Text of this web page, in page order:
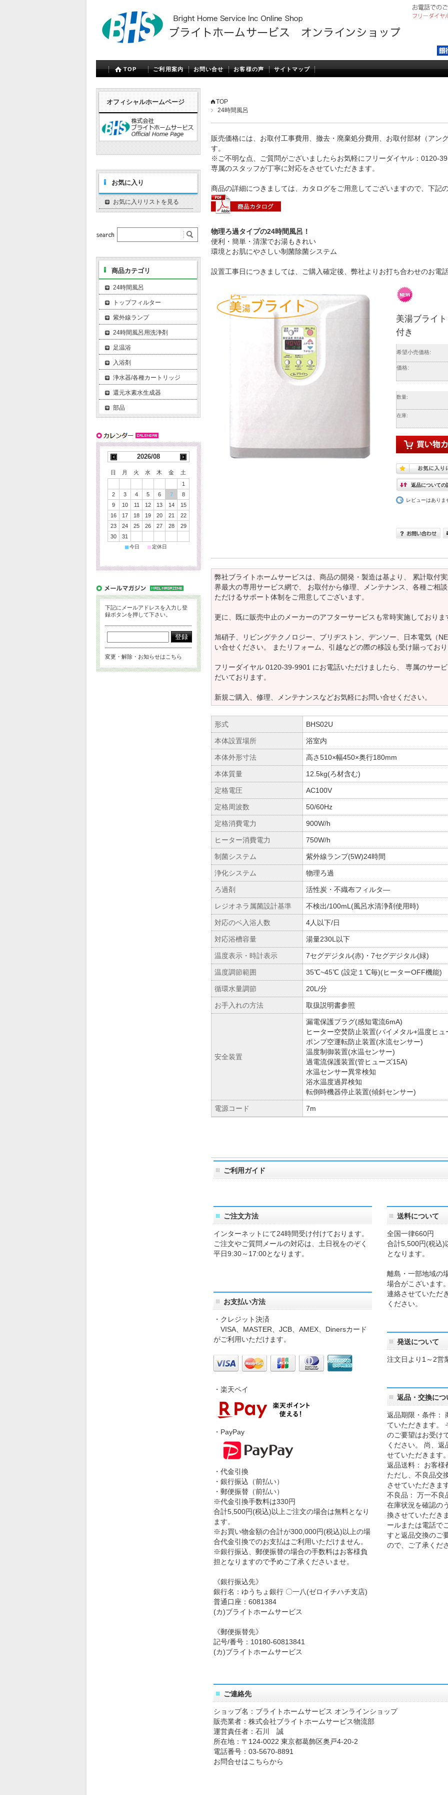
TOP ご利用案内 お問い合せ お客様の声 サイトマップ
TOP
24時間風呂
販売価格には、お取付工事費用、撤去・廃棄処分費用、お取付部材（アン
す。
※ご不明な点、ご質問がございましたらお気軽にフリーダイヤル：0120-
専属のスタッフが丁寧に対応をさせていただきます。
商品の詳細につきましては、カタログをご用意してございますので、下記
物理ろ過タイプの24時間風呂！
便利・簡単・清潔でお湯もきれい
環境とお肌にやさしい制菌除菌システム
設置工事日につきましては、ご購入確定後、弊社よりお打ち合わせのお電
美湯ブライ
付き
希望小売価格:
価格:
数量:
在庫:
返品についての
レビューはありま
弊社ブライトホームサービスは、商品の開発・製造は基より、 累計取付
界最大の専用サービス網で、 お取付から修理、メンテナンス、各種ご相
ただけるサポート体制をご用意してございます。
更に、既に販売中止のメーカーのアフターサービスも常時実施しておりま
旭硝子、リビングテクノロジー、ブリヂストン、デンソー、日本電気（
い合せください。 またリフォーム、引越などの際の移設も受け賜ってお
フリーダイヤル 0120-39-9901 にお電話いただけましたら、 専属のサー
だいております。
新規ご購入、修理、メンテナンスなどお気軽にお問い合せください。
形式 BHS02U
本体設置場所 浴室内
本体外形寸法 高さ510×幅450×奥行180mm
本体質量 12.5kg(ろ材含む)
定格電圧 AC100V
定格周波数 50/60Hz
定格消費電力 900W/h
ヒーター消費電力 750W/h
制菌システム 紫外線ランプ(5W)24時間
浄化システム 物理ろ過
ろ過剤 活性炭・不織布フィルタ―
レジオネラ属菌設計基準 不検出/100mL(風呂水清浄剤使用時)
対応のベ入浴人数 4人以下/日
対応浴槽容量 湯量230L以下
温度表示・時計表示 7セグデジタル(赤)・7セグデジタル(緑)
温度調節範囲 35℃~45℃ (設定１℃毎)(ヒーターOFF機能)
循環水量調節 20L/分
お手入れの方法 取扱説明書参照
安全装置
漏電保護プラグ(感知電流6mA)
ヒーター空焚防止装置(バイメタル+温度ヒュ
ポンプ空運転防止装置(水流センサー)
温度制御装置(水温センサー)
過電流保護装置(管ヒューズ15A)
水温センサー異常検知
浴水温度過昇検知
転倒時機器停止装置(傾斜センサー)
電源コード 7m
ご利用ガイド
ご注文方法
インターネットにて24時間受け付けております。
ご注文やご質問メールの対応は、土日祝をのぞく
平日9:30～17:00となります。
お支払い方法
・クレジット決済
VISA、MASTER、JCB、AMEX、Dinersカード
がご利用いただけます。
・楽天ペイ
・PayPay
・代金引換
・銀行振込（前払い）
・郵便振替（前払い）
※代金引換手数料は330円
合計5,500円(税込)以上ご注文の場合は無料となり
ます。
※お買い物金額の合計が300,000円(税込)以上の場
合代金引換でのお支払はご利用いただけません。
※銀行振込、郵便振替の場合の手数料はお客様負
担となりますので予めご了承くださいませ。
《銀行振込先》
銀行名：ゆうちょ銀行 〇一八(ゼロイチハチ支店)
普通口座：6081384
(カ)ブライトホームサービス
《郵便振替先》
記号/番号：10180-60813841
(カ)ブライトホームサービス
送料について
全国一律660円
合計5,500円(税込)
となります。
離島・一部地域の
場合がこざいます
連絡させていただ
ください。
発送について
注文日より1～2営
返品・交換につ
返品期限・条件：
ていただきます。
のご要望はお受け
ください。 尚、
せていただきます
返品送料： お客様
ただし、不良品交
させていただきま
不良品： 万一不良
在庫状況を確認の
換させていただき
ールまたは電話で
すと返品交換のご
ので、ご了承くだ
ご連絡先
ショップ名：ブライトホームサービス オンラインショップ
販売業者：株式会社ブライトホームサービス物流部
運営責任者：石川 誠
所在地：〒124-0022 東京都葛飾区奥戸4-20-2
電話番号：03-5670-8891
お問合せはこちらから
オフィシャルホームページ
お気に入り
お気に入りリストを見る
商品カテゴリ
24時間風呂
トップフィルター
紫外線ランプ
24時間風呂用洗浄剤
足温浴
入浴剤
浄水器/各種カートリッジ
還元水素水生成器
部品
2026/08
日 月 火 水 木 金
土
1
2
3 4 5 6 7
8
9
10 11 12 13 14
15
16
17 18 19 20 21
22
23
24 25 26 27 28
29
30
31
■今日 ■定休日
下記にメールアドレスを入力し登
録ボタンを押して下さい。
変更・解除・お知らせはこちら